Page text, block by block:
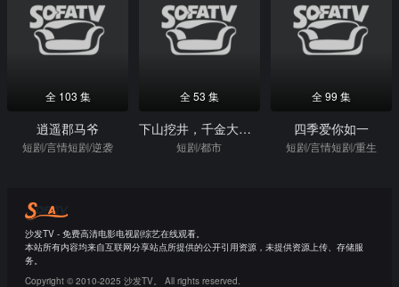
全 103 集
逍遥郡马爷
短剧/言情短剧/逆袭
全 53 集
下山挖井，千金大小姐追我跑
短剧/都市
全 99 集
四季爱你如一
短剧/言情短剧/重生
沙发TV - 免费高清电影电视剧综艺在线观看。
本站所有内容均来自互联网分享站点所提供的公开引用资源，未提供资源上传、存储服
务。
Copyright © 2010-2025 沙发TV。 All rights reserved.